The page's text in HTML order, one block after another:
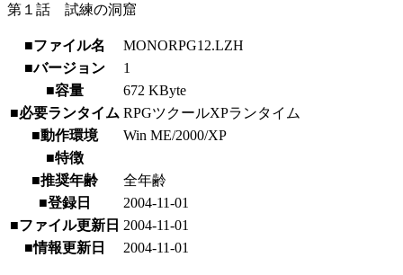
第１話 試練の洞窟
■ファイル名
MONORPG12.LZH
■バージョン
1
■容量
672 KByte
■必要ランタイム RPGツクールXPランタイム
■動作環境
Win ME/2000/XP
■特徴
■推奨年齢
全年齢
■登録日
2004-11-01
■ファイル更新日 2004-11-01
■情報更新日
2004-11-01